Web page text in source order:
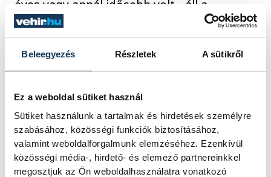
Beleegyezés Részletek A sütikről
Ez a weboldal sütiket használ
Sütiket használunk a tartalmak és hirdetések személyre
szabásához, közösségi funkciók biztosításához,
valamint weboldalforgalmunk elemzéséhez. Ezenkívül
közösségi média-, hirdető- és elemező partnereinkkel
megosztjuk az Ön weboldalhasználatra vonatkozó
éves vagy annál idősebb volt - áll a
közleményben.
SZERZŐ